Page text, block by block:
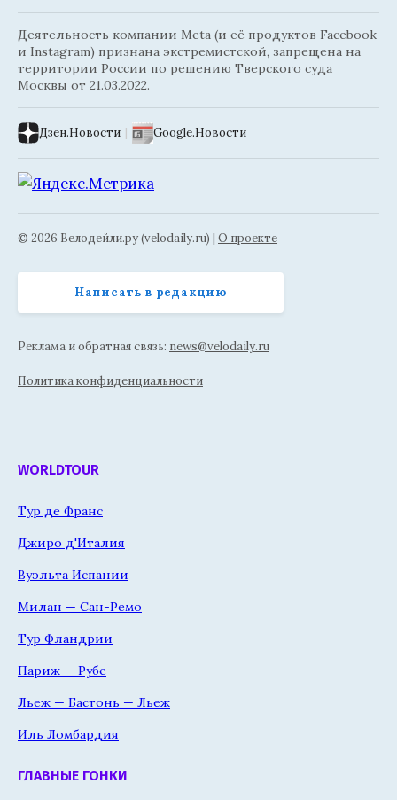
Деятельность компании Meta (и её продуктов Facebook
и Instagram) признана экстремистской, запрещена на
территории России по решению Тверского суда
Москвы от 21.03.2022.
Дзен.Новости | Google.Новости
© 2026 Велодейли.ру (velodaily.ru) | О проекте
Написать в редакцию
Реклама и обратная связь: news@velodaily.ru
Политика конфиденциальности
WORLDTOUR
Тур де Франс
Джиро д'Италия
Вуэльта Испании
Милан — Сан-Ремо
Тур Фландрии
Париж — Рубе
Льеж — Бастонь — Льеж
Иль Ломбардия
ГЛАВНЫЕ ГОНКИ